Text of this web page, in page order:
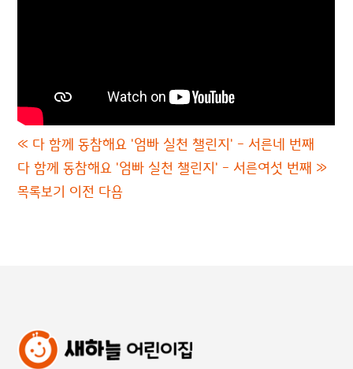
« 다 함께 동참해요 '엄빠 실천 챌린지' - 서른네 번째
다 함께 동참해요 '엄빠 실천 챌린지' - 서른여섯 번째 »
목록보기 이전 다음